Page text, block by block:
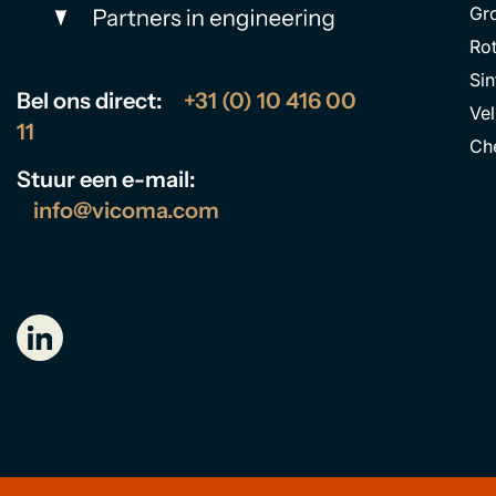
Bel ons direct:
+31 (0) 10 416 00
11
Stuur een e-mail:
info@vicoma.com